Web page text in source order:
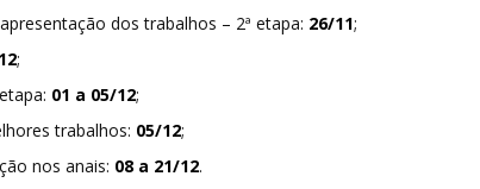
dos trabalhos – 2ª etapa: 26/11;
;
01 a 05/12;
trabalhos: 05/12;
nos anais: 08 a 21/12.